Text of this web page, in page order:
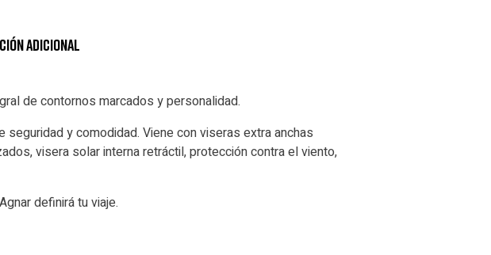
adicional
de contornos marcados y personalidad.
y comodidad. Viene con viseras extra anchas
visera solar interna retráctil, protección contra el viento,
definirá tu viaje.